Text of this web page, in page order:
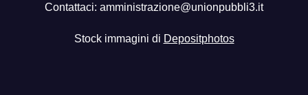
Contattaci: amministrazione@unionpubbli3.it
Stock immagini di Depositphotos